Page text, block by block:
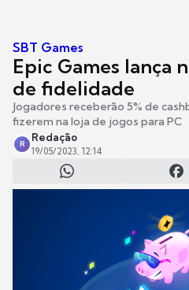
SBT Games
Epic Games lança
de fidelidade
Jogadores receberão 5% de
fizerem na loja de jogos para PC
R
Redação
19/05/2023, 12:14